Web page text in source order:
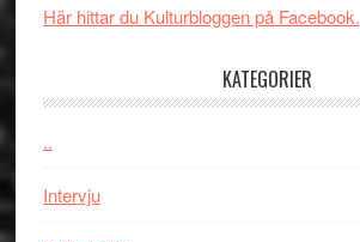
Här hittar du Kulturbloggen på Facebook.
KATEGORIER
..
Intervju